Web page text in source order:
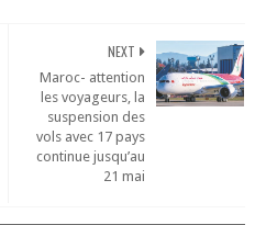
NEXT
Maroc- attention
les voyageurs, la
suspension des
vols avec 17 pays
continue jusqu’au
21 mai